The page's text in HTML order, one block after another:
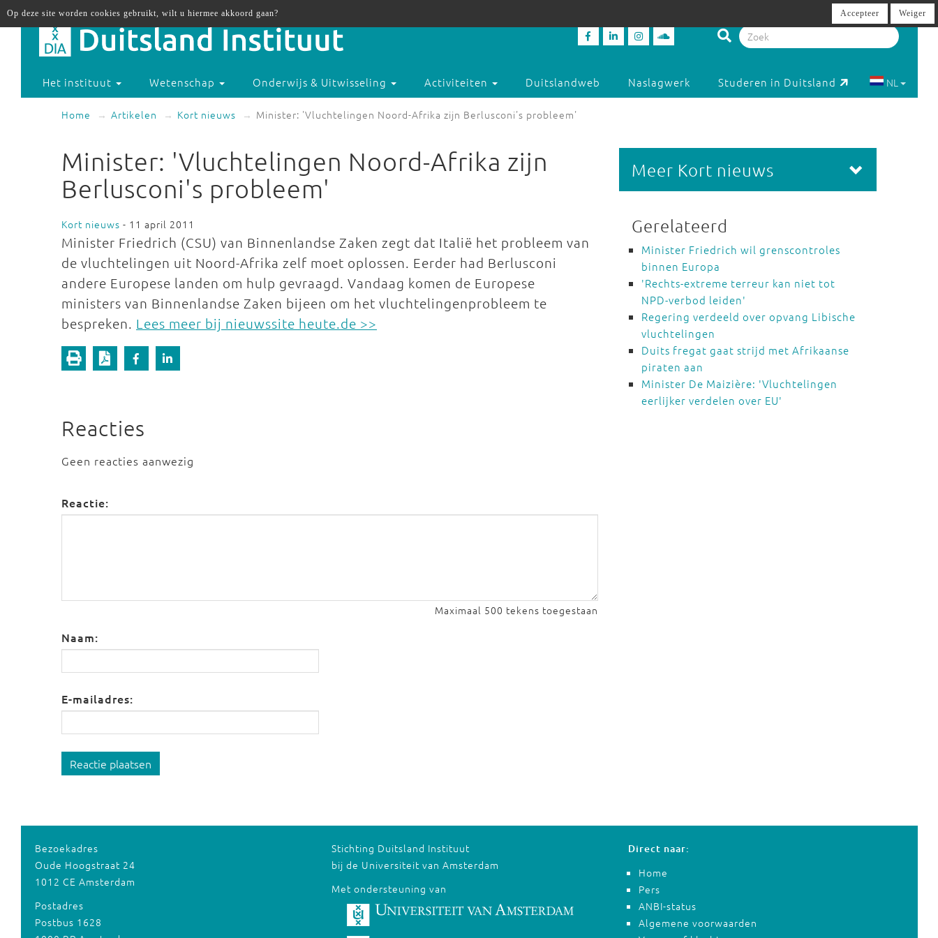
Het instituut Wetenschap Onderwijs & Uitwisseling Activiteiten Duitslandweb Naslagwerk Studeren in Duitsland NL
Home Artikelen Kort nieuws Minister: 'Vluchtelingen Noord-Afrika zijn Berlusconi's probleem'
Minister: 'Vluchtelingen Noord-Afrika zijn
Berlusconi's probleem'
Kort nieuws - 11 april 2011
Minister Friedrich (CSU) van Binnenlandse Zaken zegt dat Italië het probleem van
de vluchtelingen uit Noord-Afrika zelf moet oplossen. Eerder had Berlusconi
andere Europese landen om hulp gevraagd. Vandaag komen de Europese
ministers van Binnenlandse Zaken bijeen om het vluchtelingenprobleem te
bespreken. Lees meer bij nieuwssite heute.de >>
Reacties
Geen reacties aanwezig
Reactie:
Maximaal 500 tekens toegestaan
Naam:
E-mailadres:
Reactie plaatsen
Meer Kort nieuws
Gerelateerd
Minister Friedrich wil grenscontroles
binnen Europa
'Rechts-extreme terreur kan niet tot
NPD-verbod leiden'
Regering verdeeld over opvang Libische
vluchtelingen
Duits fregat gaat strijd met Afrikaanse
piraten aan
Minister De Maizière: 'Vluchtelingen
eerlijker verdelen over EU'
Bezoekadres
Oude Hoogstraat 24
1012 CE Amsterdam
Postadres
Postbus 1628
Stichting Duitsland Instituut
bij de Universiteit van Amsterdam
Met ondersteuning van
Direct naar:
Home
Pers
ANBI-status
Algemene voorwaarden
Op deze site worden cookies gebruikt, wilt u hiermee akkoord gaan? Accepteer Weiger